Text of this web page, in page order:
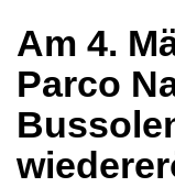
Am 4.
Parco